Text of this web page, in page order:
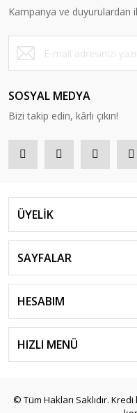
Kampanya ve duyurulardan
SOSYAL MEDYA
Bizi takip edin, kârlı çıkın!
ÜYELİK
SAYFALAR
HESABIM
HIZLI MENÜ
© Tüm Hakları Saklıdır.